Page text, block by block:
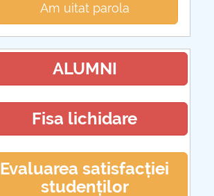
Am uitat parola
ALUMNI
Fisa lichidare
Evaluarea satisfacției
studenților